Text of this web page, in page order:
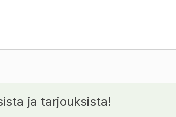
ja tarjouksista!